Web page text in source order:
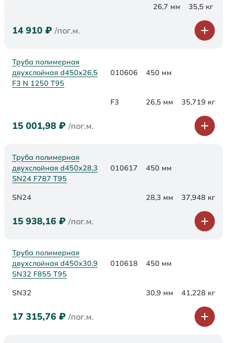
26,7 мм 35,5 кг
14 910 ₽ /пог.м.
Труба полимерная
двухслойная d450x26,5
F3 N 1250 Т95
010606 450 мм
F3 26,5 мм 35,719 кг
15 001,98 ₽ /пог.м.
Труба полимерная
двухслойная d450х28,3
SN24 F787 Т95
010617 450 мм
SN24 28,3 мм 37,948 кг
15 938,16 ₽ /пог.м.
Труба полимерная
двухслойная d450х30,9
SN32 F855 Т95
010618 450 мм
SN32 30,9 мм 41,228 кг
17 315,76 ₽ /пог.м.